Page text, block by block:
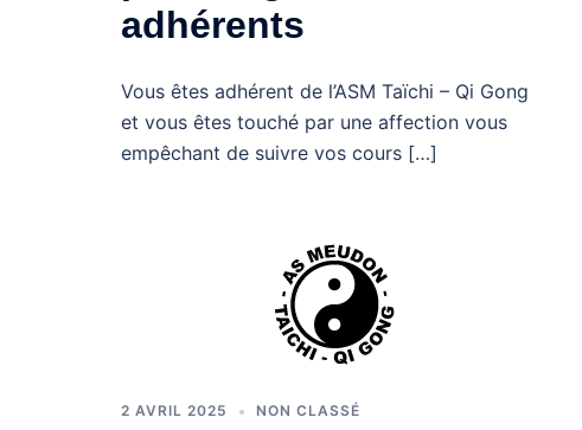
adhérents
Vous êtes adhérent de l’ASM Taïchi – Qi Gong
et vous êtes touché par une affection vous
empêchant de suivre vos cours […]
2 AVRIL 2025 NON CLASSÉ